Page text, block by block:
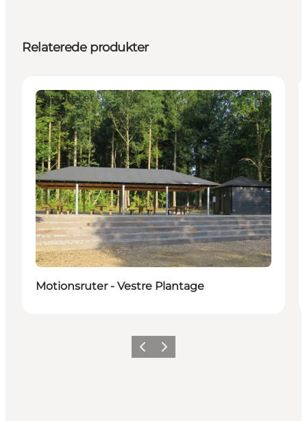
Relaterede produkter
Aktiviteter
Motionsruter - Vestre Plantage
ForrigeNæste